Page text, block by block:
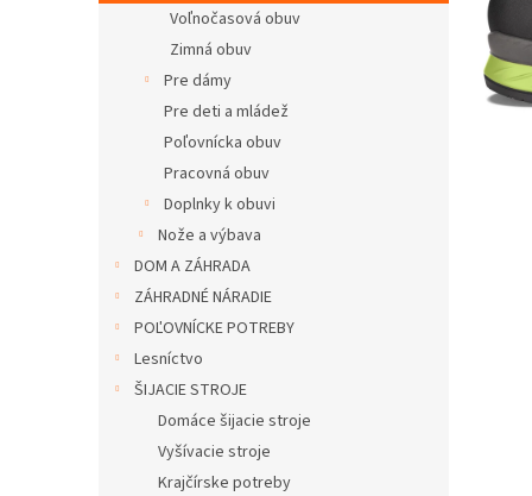
Voľnočasová obuv
Zimná obuv
Pre dámy
Pre deti a mládež
Poľovnícka obuv
Pracovná obuv
Doplnky k obuvi
Nože a výbava
DOM A ZÁHRADA
ZÁHRADNÉ NÁRADIE
POĽOVNÍCKE POTREBY
Lesníctvo
ŠIJACIE STROJE
Domáce šijacie stroje
Vyšívacie stroje
Krajčírske potreby